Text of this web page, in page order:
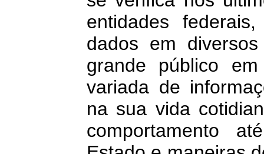
entidades
dados em
grande público
variada de
na sua vida
comportamento